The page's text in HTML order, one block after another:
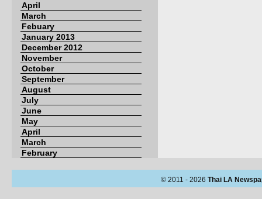
April
March
Febuary
January 2013
December 2012
November
October
September
August
July
June
May
April
March
February
© 2011 - 2026 Thai LA